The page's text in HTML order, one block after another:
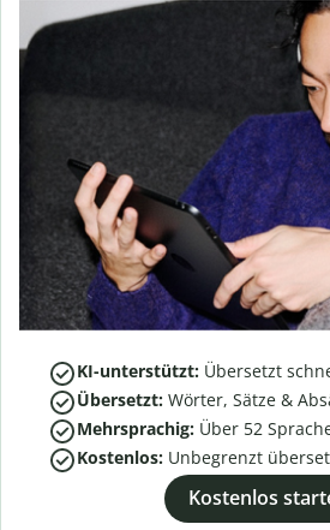
KI-unterstützt: Übersetzt
Übersetzt: Wörter, Sätze &
Mehrsprachig: Über 52
Kostenlos: Unbegrenzt
Kostenlos